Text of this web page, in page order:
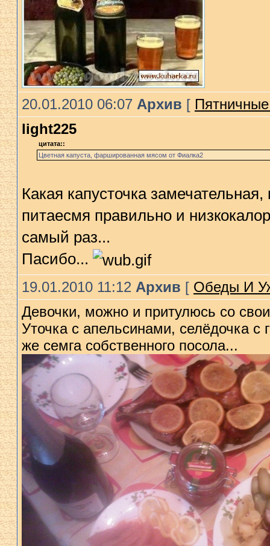
20.01.2010 06:07 Архив [
light225
цитата::
Цветная капуста, фаршированная мясом от Фиалка2
Какая капусточка
питаесмя правильно и
самый раз...
Пасибо...
19.01.2010 11:12 Архив [ Обеды И
Девочки, можно и притулюсь со
Уточка с апельсинами, селёдочка с
же семга собственного посола...